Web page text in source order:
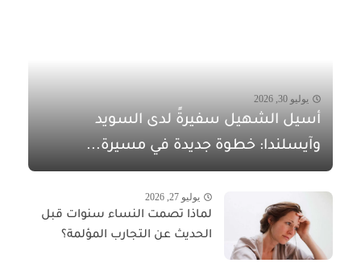
يوليو 30, 2026
أسيل الشهيل سفيرةً لدى السويد
وآيسلندا: خطوة جديدة في مسيرة...
يوليو 27, 2026
لماذا تصمت النساء سنوات قبل
الحديث عن التجارب المؤلمة؟